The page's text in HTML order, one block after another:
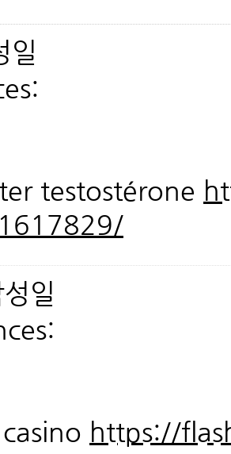
일
testostérone
일
https://